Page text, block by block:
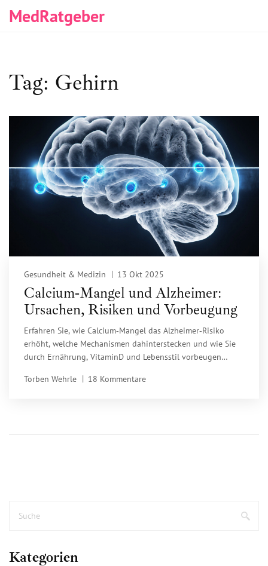
MedRatgeber
Tag: Gehirn
Gesundheit & Medizin 13 Okt 2025
Calcium‑Mangel und Alzheimer:
Ursachen, Risiken und Vorbeugung
Erfahren Sie, wie Calcium‑Mangel das Alzheimer‑Risiko
erhöht, welche Mechanismen dahinterstecken und wie Sie
durch Ernährung, VitaminD und Lebensstil vorbeugen
Torben Wehrle
18 Kommentare
Kategorien